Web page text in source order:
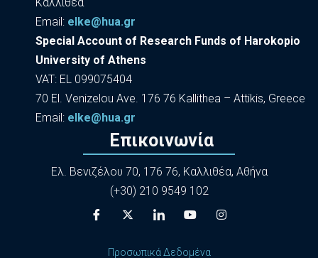
Εmail: elke@hua.gr
Special Account of Research Funds of Harokopio
University of Athens
VAT: EL 099075404
70 El. Venizelou Ave. 176 76 Kallithea – Attikis, Greece
Εmail: elke@hua.gr
Επικοινωνία
Ελ. Βενιζέλου 70, 176 76, Καλλιθέα, Αθήνα
(+30) 210 9549 102
Προσωπικά Δεδομένα